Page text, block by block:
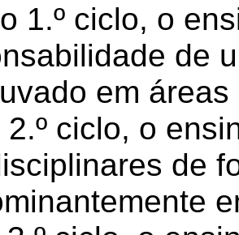
1.º ciclo, o
de
em
2.º ciclo, o
de